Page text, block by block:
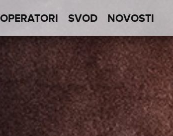
OPERATORI SVOD NOVOSTI